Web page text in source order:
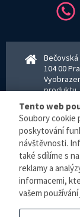
Bečovská
104 00
Tento web
Soubory cookie
poskytování
návštěvnosti.
také sdílíme s
reklamy a
informacemi,
vašem